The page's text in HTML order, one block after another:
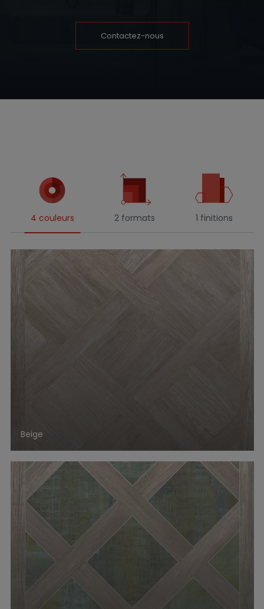
Contactez-nous
4 couleurs 2 formats 1 finitions
Beige